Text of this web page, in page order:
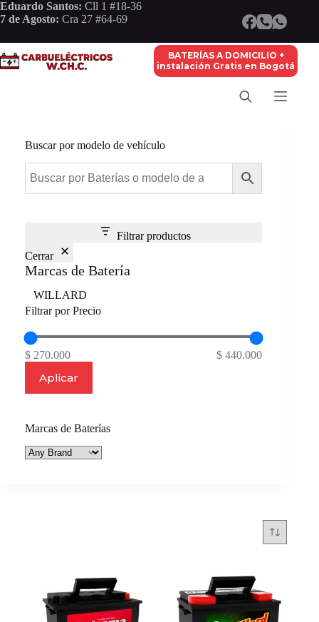
Saltar
al
Eduardo Santos: Cll 1 #18-36
7 de Agosto: Cra 27 #64-69
BATERÍAS A DOMICILIO +
instalación Gratis en Bogotá
Buscar por modelo de vehículo
Filtrar productos
Cerrar
Marcas de Batería
Marca
WILLARD
Filtrar por Precio
$ 270.000 $ 440.000
Aplicar
Marcas de Baterías